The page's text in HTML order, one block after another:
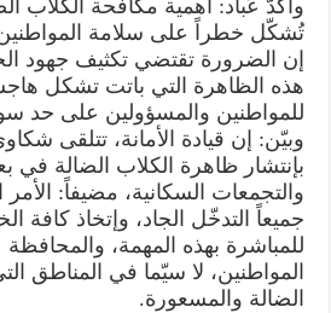
وأكدّ عُباد: أهمية مكافحة الكلاب
تُشكّل خطراً على سلامة
إن الضرورة تقتضي تكثيف جهود
هذه الظاهرة التي باتت تشكل
للمواطنين والمسؤولين على حد
وبيّن: إن قيادة الأمانة، تتلقى
بإنتشار ظاهرة الكلاب الضالة في
والتجمعات السكانية، مضيفاً:
جميعاً التدخّل الجاد، وإتخاذ كافة
للمباشرة بهذه المهمة،
المواطنين، لا سيّما في المناطق
الضالة والمسعورة.